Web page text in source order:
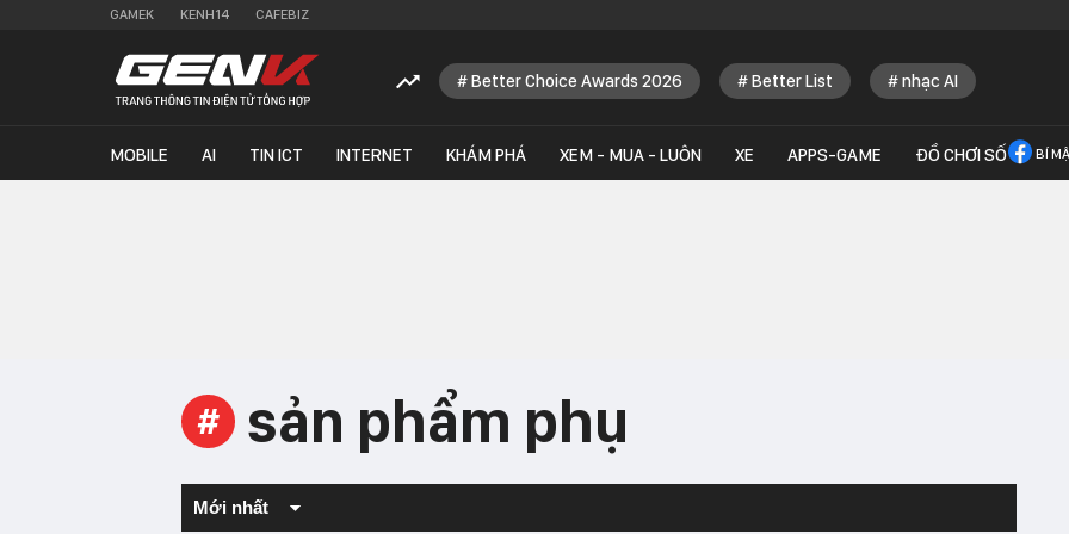
GAMEK KENH14 CAFEBIZ
Better Choice Awards 2026 Better List nhạc AI
MOBILE AI TIN ICT INTERNET KHÁM PHÁ XEM - MUA - LUÔN XE APPS-GAME ĐỒ CHƠI SỐ BÍ
# sản phẩm phụ
Mới nhất